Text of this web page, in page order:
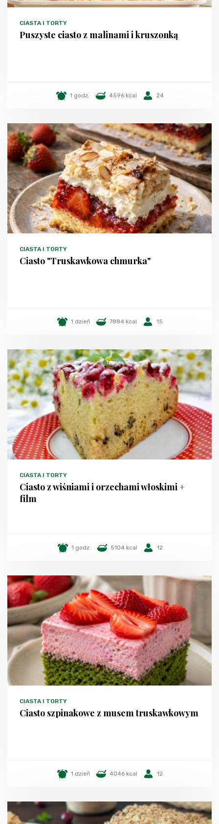
CIASTA I TORTY
Puszyste ciasto z malinami i kruszonką
1 godz. 4596 kcal 24
CIASTA I TORTY
Ciasto "Truskawkowa chmurka"
1 dzień 7884 kcal 15
CIASTA I TORTY
Ciasto z wiśniami i orzechami włoskimi +
film
1 godz. 5104 kcal 12
CIASTA I TORTY
Ciasto szpinakowe z musem truskawkowym
1 dzień 4046 kcal 12